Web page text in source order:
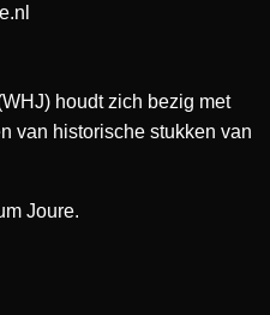
houdt zich bezig met
van historische stukken van
Joure.